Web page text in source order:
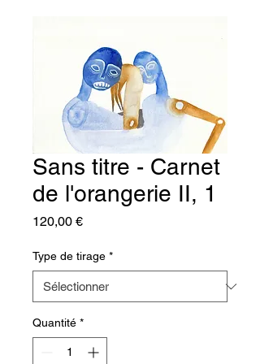
Sans titre - Carnet
de l'orangerie II, 1
120,00 €Prix
Type de tirage *
Quantité *